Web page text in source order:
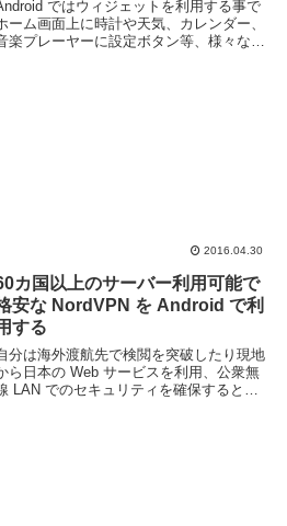
ではウィジェットを利用する事で
ーム画面上に時計や天気、カレンダー、
楽プレーヤーに設定ボタン等、様々なア
2016.04.30
カ国以上のサーバー利用可能で
安な NordVPN を Android で利
する
分は海外渡航先で検閲を突破したり現地
ら日本の Web サービスを利用、公衆無
LAN でのセキュリティを確保するとい